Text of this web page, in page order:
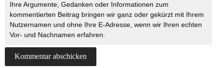
Ihre Argumente, Gedanken oder Informationen zum
kommentierten Beitrag bringen wir ganz oder gekürzt mit Ihrem
Nutzernamen und ohne Ihre E-Adresse, wenn wir Ihren echten
Vor- und Nachnamen erfahren.